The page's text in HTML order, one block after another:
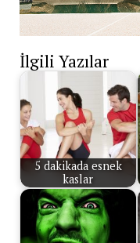
İlgili Yazılar
5 dakikada esnek
kaslar